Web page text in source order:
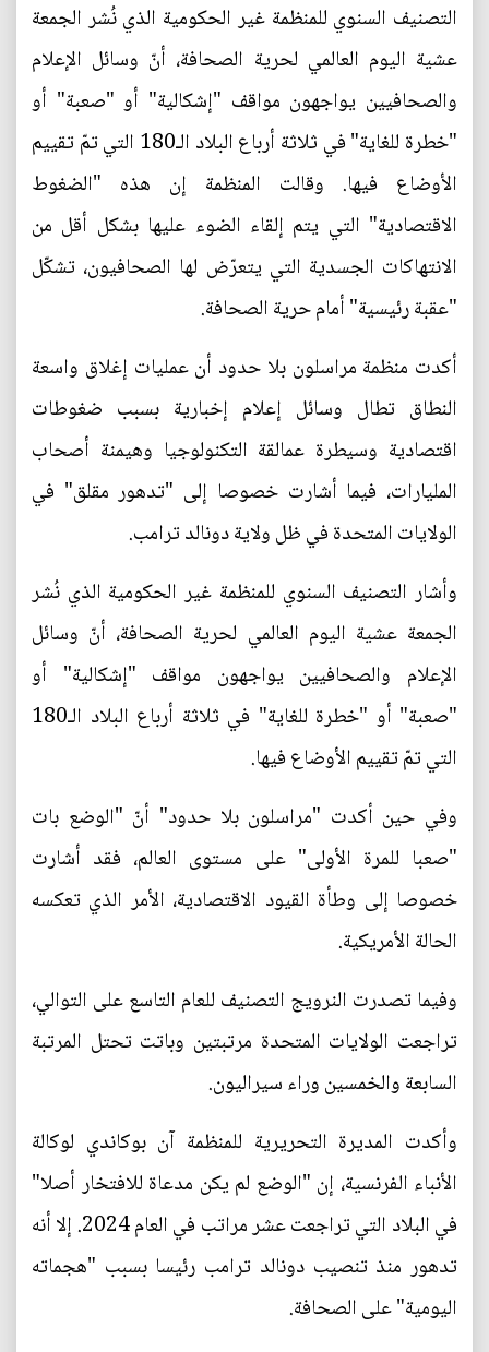
التصنيف السنوي للمنظمة غير الحكومية الذي نُشر الجمعة
عشية اليوم العالمي لحرية الصحافة، أنّ وسائل الإعلام
والصحافيين يواجهون مواقف "إشكالية" أو "صعبة" أو
"خطرة للغاية" في ثلاثة أرباع البلاد الـ180 التي تمّ تقييم
الأوضاع فيها. وقالت المنظمة إن هذه "الضغوط
الاقتصادية" التي يتم إلقاء الضوء عليها بشكل أقل من
الانتهاكات الجسدية التي يتعرّض لها الصحافيون، تشكّل
"عقبة رئيسية" أمام حرية الصحافة.
أكدت منظمة مراسلون بلا حدود أن عمليات إغلاق واسعة
النطاق تطال وسائل إعلام إخبارية بسبب ضغوطات
اقتصادية وسيطرة عمالقة التكنولوجيا وهيمنة أصحاب
المليارات، فيما أشارت خصوصا إلى "تدهور مقلق" في
الولايات المتحدة في ظل ولاية دونالد ترامب.
وأشار التصنيف السنوي للمنظمة غير الحكومية الذي نُشر
الجمعة عشية اليوم العالمي لحرية الصحافة، أنّ وسائل
الإعلام والصحافيين يواجهون مواقف "إشكالية" أو
"صعبة" أو "خطرة للغاية" في ثلاثة أرباع البلاد الـ180
التي تمّ تقييم الأوضاع فيها.
وفي حين أكدت "مراسلون بلا حدود" أنّ "الوضع بات
"صعبا للمرة الأولى" على مستوى العالم، فقد أشارت
خصوصا إلى وطأة القيود الاقتصادية، الأمر الذي تعكسه
الحالة الأمريكية.
وفيما تصدرت النرويج التصنيف للعام التاسع على التوالي،
تراجعت الولايات المتحدة مرتبتين وباتت تحتل المرتبة
السابعة والخمسين وراء سيراليون.
وأكدت المديرة التحريرية للمنظمة آن بوكاندي لوكالة
الأنباء الفرنسية، إن "الوضع لم يكن مدعاة للافتخار أصلا"
في البلاد التي تراجعت عشر مراتب في العام 2024. إلا أنه
تدهور منذ تنصيب دونالد ترامب رئيسا بسبب "هجماته
اليومية" على الصحافة.